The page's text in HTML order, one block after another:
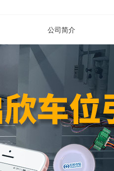
公司简介